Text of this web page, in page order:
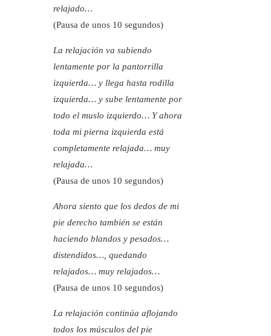
relajado…
(Pausa de unos 10 segundos)
La relajación va subiendo
lentamente por la pantorrilla
izquierda… y llega hasta rodilla
izquierda… y sube lentamente por
todo el muslo izquierdo… Y ahora
toda mi pierna izquierda está
completamente relajada… muy
relajada…
(Pausa de unos 10 segundos)
Ahora siento que los dedos de mi
pie derecho también se están
haciendo blandos y pesados…
distendidos…, quedando
relajados… muy relajados…
(Pausa de unos 10 segundos)
La relajación continúa aflojando
todos los músculos del pie